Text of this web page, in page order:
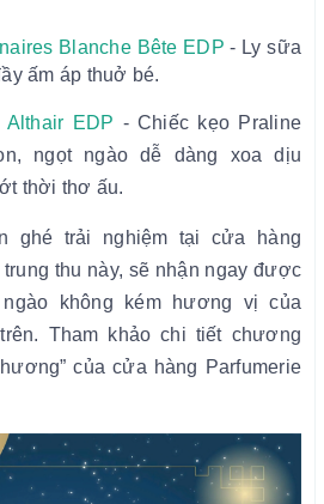
Blanche Bête EDP - Ly sữa
ấm áp thuở bé.
Althair EDP - Chiếc kẹo Praline
ngọt ngào dễ dàng xoa dịu
thời thơ ấu.
ghé trải nghiệm tại cửa hàng
thu này, sẽ nhận ngay được
không kém hương vị của
Tham khảo chi tiết chương
của cửa hàng Parfumerie